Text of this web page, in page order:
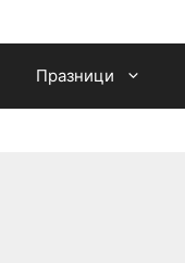
Празници